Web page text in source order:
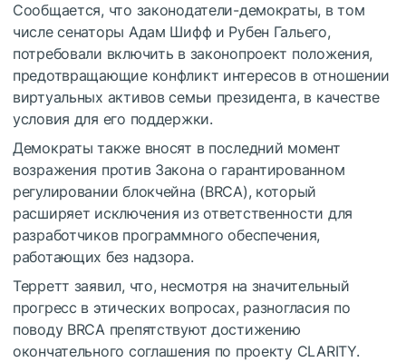
Сообщается, что законодатели-демократы, в том
числе сенаторы Адам Шифф и Рубен Гальего,
потребовали включить в законопроект положения,
предотвращающие конфликт интересов в отношении
виртуальных активов семьи президента, в качестве
условия для его поддержки.
Демократы также вносят в последний момент
возражения против Закона о гарантированном
регулировании блокчейна (BRCA), который
расширяет исключения из ответственности для
разработчиков программного обеспечения,
работающих без надзора.
Терретт заявил, что, несмотря на значительный
прогресс в этических вопросах, разногласия по
поводу BRCA препятствуют достижению
окончательного соглашения по проекту CLARITY.